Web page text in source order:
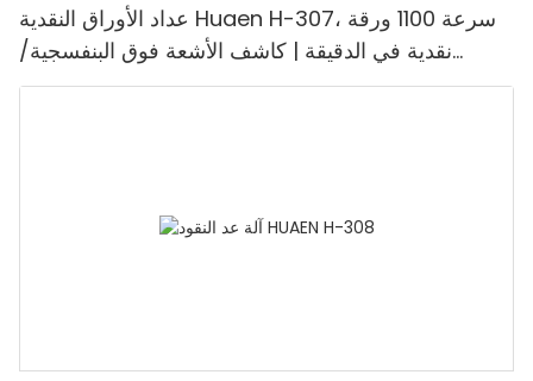
عداد الأوراق النقدية Huaen H-307، سرعة 1100 ورقة
نقدية في الدقيقة | كاشف الأشعة فوق البنفسجية/
المغناطيسية/الأشعة تحت الحمراء/التزييف، مناسب لعد